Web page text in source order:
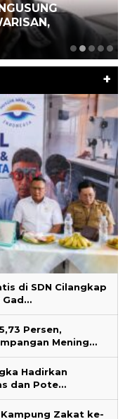
+
di SDN Cilangkap
Gad…
Persen,
Mening…
Hadirkan
dan Pote…
Zakat ke-